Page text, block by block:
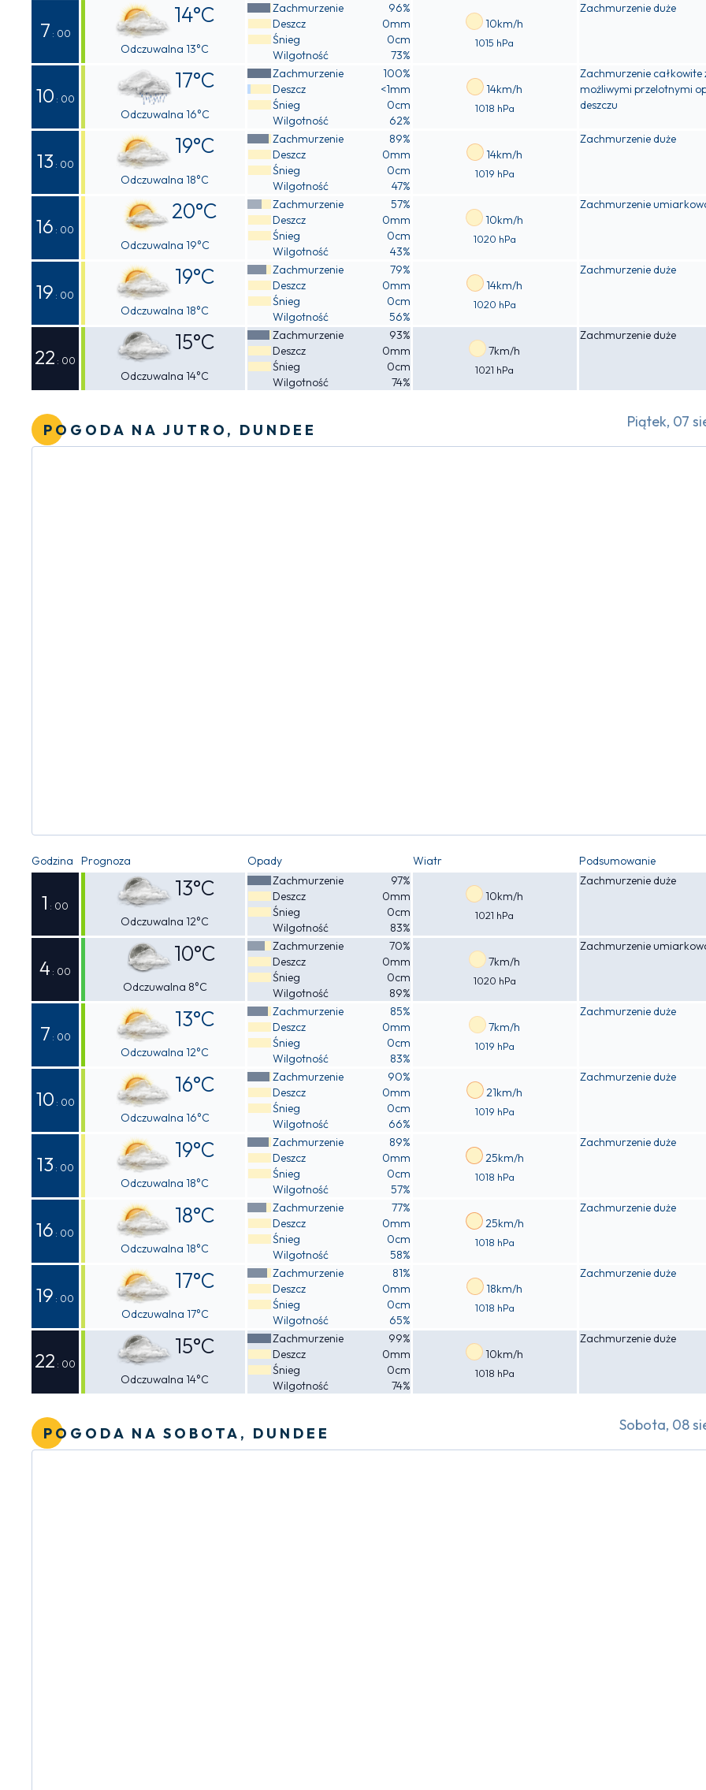
7 : 00
14°C
Odczuwalna 13°C
Zachmurzenie
96%
Deszcz
0mm
Śnieg
0cm
Wilgotność
73%
10km/h
1015 hPa
Zachmurzenie duże
10 : 00
17°C
Odczuwalna 16°C
Zachmurzenie
100%
Deszcz
<1mm
Śnieg
0cm
Wilgotność
62%
14km/h
1018 hPa
Zachmurzenie całkowite
możliwymi przelotnymi
deszczu
13 : 00
19°C
Odczuwalna 18°C
Zachmurzenie
89%
Deszcz
0mm
Śnieg
0cm
Wilgotność
47%
14km/h
1019 hPa
Zachmurzenie duże
16 : 00
20°C
Odczuwalna 19°C
Zachmurzenie
57%
Deszcz
0mm
Śnieg
0cm
Wilgotność
43%
10km/h
1020 hPa
Zachmurzenie
19 : 00
19°C
Odczuwalna 18°C
Zachmurzenie
79%
Deszcz
0mm
Śnieg
0cm
Wilgotność
56%
14km/h
1020 hPa
Zachmurzenie duże
22 : 00
15°C
Odczuwalna 14°C
Zachmurzenie
93%
Deszcz
0mm
Śnieg
0cm
Wilgotność
74%
7km/h
1021 hPa
Zachmurzenie duże
POGODA NA JUTRO, DUNDEE Piątek, 07
Godzina Prognoza Opady Wiatr Podsumowanie
1 : 00
13°C
Odczuwalna 12°C
Zachmurzenie
97%
Deszcz
0mm
Śnieg
0cm
Wilgotność
83%
10km/h
1021 hPa
Zachmurzenie duże
4 : 00
10°C
Odczuwalna 8°C
Zachmurzenie
70%
Deszcz
0mm
Śnieg
0cm
Wilgotność
89%
7km/h
1020 hPa
Zachmurzenie
7 : 00
13°C
Odczuwalna 12°C
Zachmurzenie
85%
Deszcz
0mm
Śnieg
0cm
Wilgotność
83%
7km/h
1019 hPa
Zachmurzenie duże
10 : 00
16°C
Odczuwalna 16°C
Zachmurzenie
90%
Deszcz
0mm
Śnieg
0cm
Wilgotność
66%
21km/h
1019 hPa
Zachmurzenie duże
13 : 00
19°C
Odczuwalna 18°C
Zachmurzenie
89%
Deszcz
0mm
Śnieg
0cm
Wilgotność
57%
25km/h
1018 hPa
Zachmurzenie duże
16 : 00
18°C
Odczuwalna 18°C
Zachmurzenie
77%
Deszcz
0mm
Śnieg
0cm
Wilgotność
58%
25km/h
1018 hPa
Zachmurzenie duże
19 : 00
17°C
Odczuwalna 17°C
Zachmurzenie
81%
Deszcz
0mm
Śnieg
0cm
Wilgotność
65%
18km/h
1018 hPa
Zachmurzenie duże
22 : 00
15°C
Odczuwalna 14°C
Zachmurzenie
99%
Deszcz
0mm
Śnieg
0cm
Wilgotność
74%
10km/h
1018 hPa
Zachmurzenie duże
POGODA NA SOBOTA, DUNDEE Sobota, 08